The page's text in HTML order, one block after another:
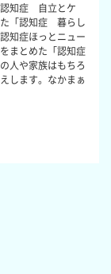
認知症 自立とケ
た「認知症 暮らし
知症ほっとニュー
まとめた「認知症
人や家族はもちろ
します。なかまぁ